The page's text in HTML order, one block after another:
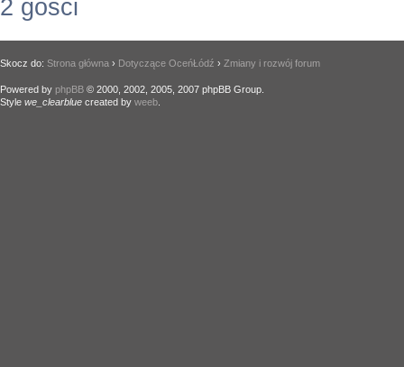
2 gości
Skocz do: Strona główna › Dotyczące OceńŁódź › Zmiany i rozwój forum
Powered by phpBB © 2000, 2002, 2005, 2007 phpBB Group.
Style we_clearblue created by weeb